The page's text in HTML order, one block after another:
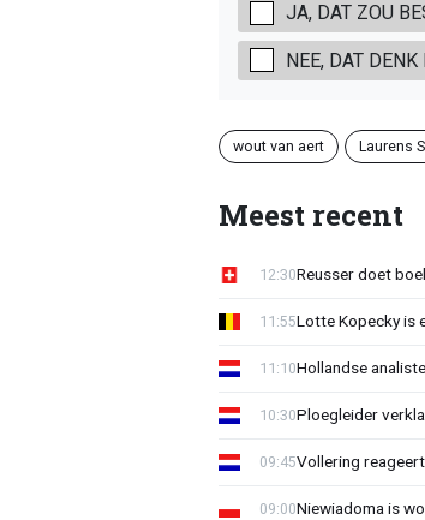
JA, DAT ZOU
NEE, DAT
wout van aert Laurens
Meest recent
Reusser doet
12:30
Lotte Kopecky is
11:55
Hollandse
11:10
Ploegleider
10:30
Vollering
09:45
Niewiadoma is
09:00